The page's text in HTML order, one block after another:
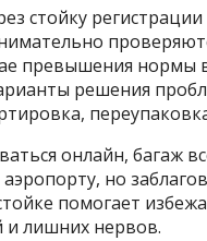
стойку
превышения нормы
решения
онлайн, багаж
но
помогает
и лишних нервов.